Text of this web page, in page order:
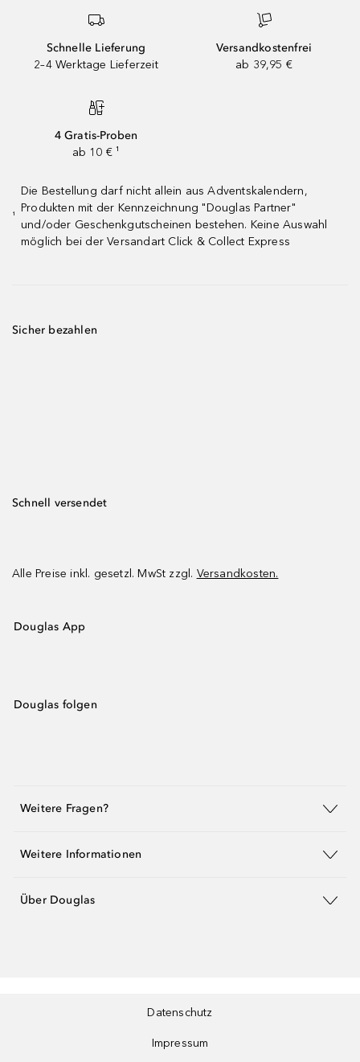
Schnelle Lieferung
2–4 Werktage Lieferzeit
Versandkostenfrei
ab 39,95 €
4 Gratis-Proben
ab 10 € ¹
¹
Die Bestellung darf nicht allein aus Adventskalendern,
Produkten mit der Kennzeichnung "Douglas Partner"
und/oder Geschenkgutscheinen bestehen. Keine Auswahl
möglich bei der Versandart Click & Collect Express
Sicher bezahlen
Schnell versendet
Alle Preise inkl. gesetzl. MwSt zzgl. Versandkosten.
Douglas App
Douglas folgen
Weitere Fragen?
Weitere Informationen
Über Douglas
Datenschutz
Impressum